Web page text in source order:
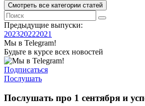
Смотреть все категории статей
Предыдущие выпуски:
202320222021
Мы в Telegram!
Будьте в курсе всех новостей
Подписаться
Послушать
Послушать про 1 сентября и